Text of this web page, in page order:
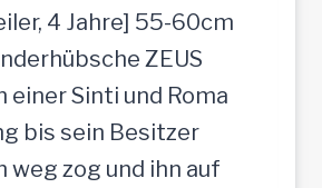
t
e
r
J
u
4 Jahre] 55-60cm
ZEUS
einer Sinti und Roma
bis sein Besitzer
weg zog und ihn auf